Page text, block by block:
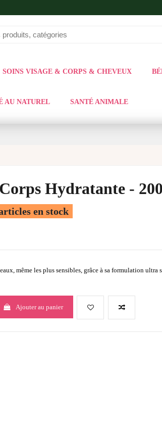
SOINS VISAGE & CORPS & CHEVEUX
AU NATUREL SANTÉ ANIMALE
Hydratante -
en stock
même les plus sensibles, grâce à sa formulation ultra
Ajouter au panier